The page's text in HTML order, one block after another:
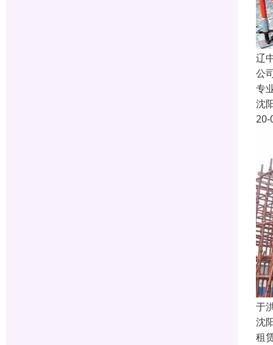
辽
公
专
沈
20-
于
沈
租